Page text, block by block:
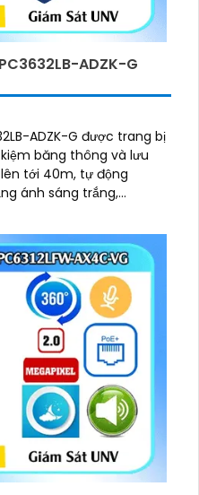
ADZK-G
ADZK-G được trang bị
băng thông và lưu
ánh sáng trắng,